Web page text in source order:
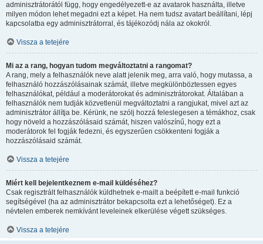
adminisztrátorától függ, hogy engedélyezett-e az avatarok használta, illetve
milyen módon lehet megadni ezt a képet. Ha nem tudsz avatart beállítani, lépj
kapcsolatba egy adminisztrátorral, és tájékozódj nála az okokról.
Vissza a tetejére
Mi az a rang, hogyan tudom megváltoztatni a rangomat?
A rang, mely a felhasználók neve alatt jelenik meg, arra való, hogy mutassa, a
felhasználó hozzászólásainak számát, illetve megkülönböztessen egyes
felhasználókat, például a moderátorokat és adminisztrátorokat. Általában a
felhasználók nem tudják közvetlenül megváltoztatni a rangjukat, mivel azt az
adminisztrátor állítja be. Kérünk, ne szólj hozzá feleslegesen a témákhoz, csak
hogy növeld a hozzászólásaid számát, hiszen valószínű, hogy ezt a
moderátorok fel fogják fedezni, és egyszerűen csökkenteni fogják a
hozzászólásaid számát.
Vissza a tetejére
Miért kell bejelentkeznem e-mail küldéséhez?
Csak regisztrált felhasználók küldhetnek e-mailt a beépített e-mail funkció
segítségével (ha az adminisztrátor bekapcsolta ezt a lehetőséget). Ez a
névtelen emberek nemkívánt leveleinek elkerülése végett szükséges.
Vissza a tetejére